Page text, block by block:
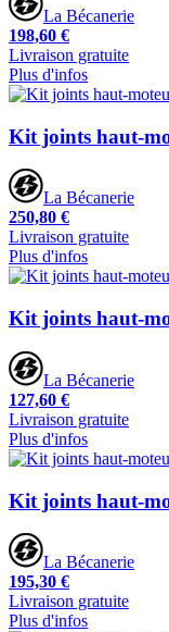
La Bécanerie
198,60 €
Livraison gratuite
Plus d'infos
Kit joints haut-
La Bécanerie
250,80 €
Livraison gratuite
Plus d'infos
Kit joints haut-
La Bécanerie
127,60 €
Livraison gratuite
Plus d'infos
Kit joints haut-
La Bécanerie
195,30 €
Livraison gratuite
Plus d'infos